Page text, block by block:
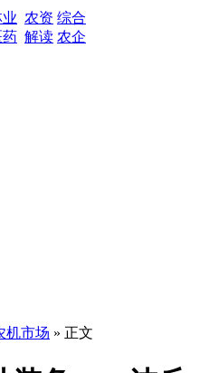
农资 综合
药 解读 农企
机市场 » 正文